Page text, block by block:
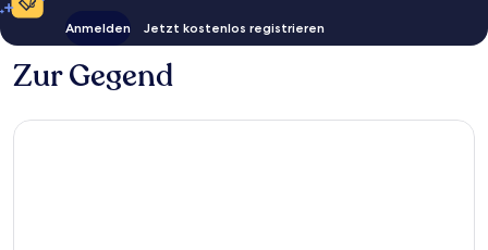
Anmelden Jetzt kostenlos registrieren
Zur Gegend